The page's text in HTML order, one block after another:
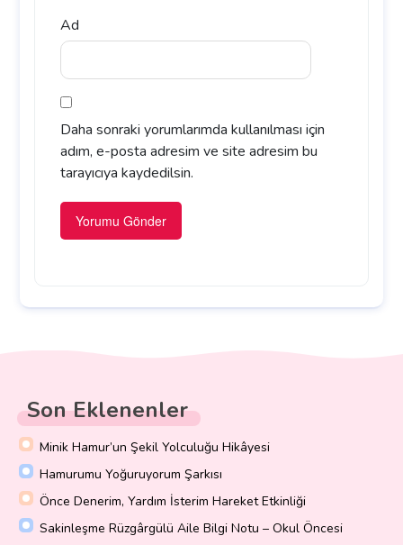
Ad
Daha sonraki yorumlarımda kullanılması için
adım, e-posta adresim ve site adresim bu
tarayıcıya kaydedilsin.
Son Eklenenler
Minik Hamur’un Şekil Yolculuğu Hikâyesi
Hamurumu Yoğuruyorum Şarkısı
Önce Denerim, Yardım İsterim Hareket Etkinliği
Sakinleşme Rüzgârgülü Aile Bilgi Notu – Okul Öncesi